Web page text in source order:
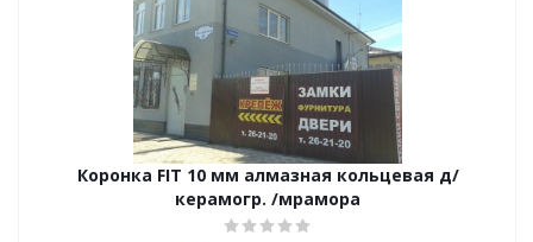
Коронка FIT 10 мм алмазная кольцевая д/
керамогр. /мрамора